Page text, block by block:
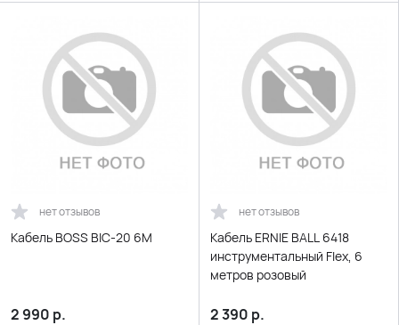
нет отзывов
Кабель BOSS BIC-20 6M
2 990 р.
нет отзывов
Кабель ERNIE BALL 6418
инструментальный Flex, 6
метров розовый
2 390 р.